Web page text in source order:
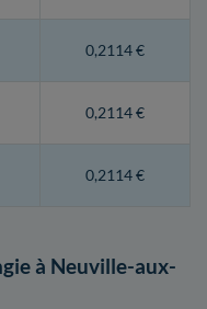
0,2114 €
0,2114 €
0,2114 €
à Neuville-aux-